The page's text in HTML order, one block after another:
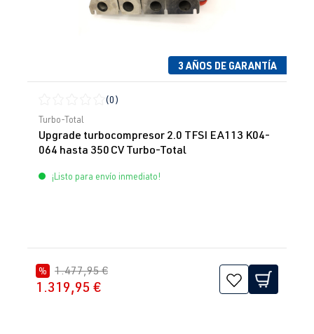
3 AÑOS DE GARANTÍA
Calificación promedio de 0 de 5 estrellas
(0)
Turbo-Total
Upgrade turbocompresor 2.0 TFSI EA113 K04-
064 hasta 350 CV Turbo-Total
¡Listo para envío inmediato!
% 1.477,95 €
1.319,95 €